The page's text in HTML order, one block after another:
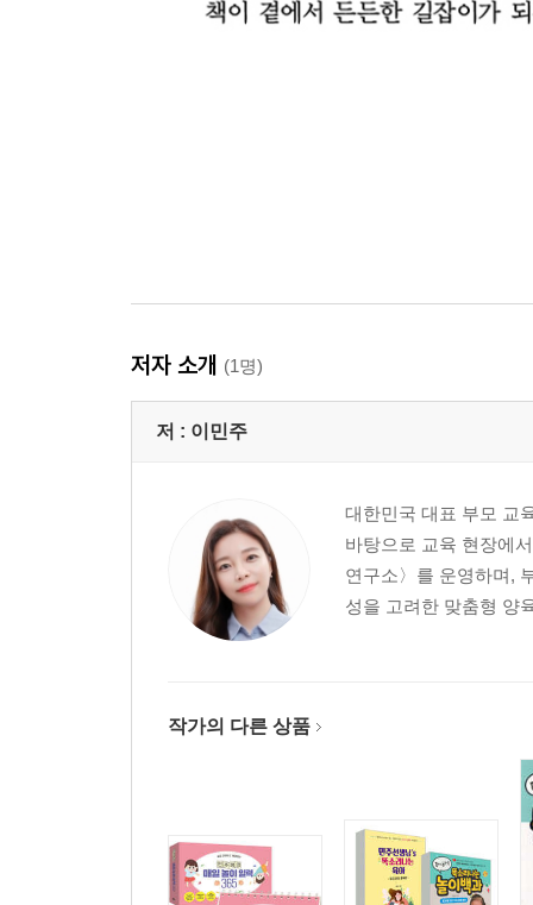
저자 소개 (1명)
저 : 이민주
대한민국 대표 부모 교
바탕으로 교육 현장에
연구소〉를 운영하며,
성을 고려한 맞춤형 양
작가의 다른 상품